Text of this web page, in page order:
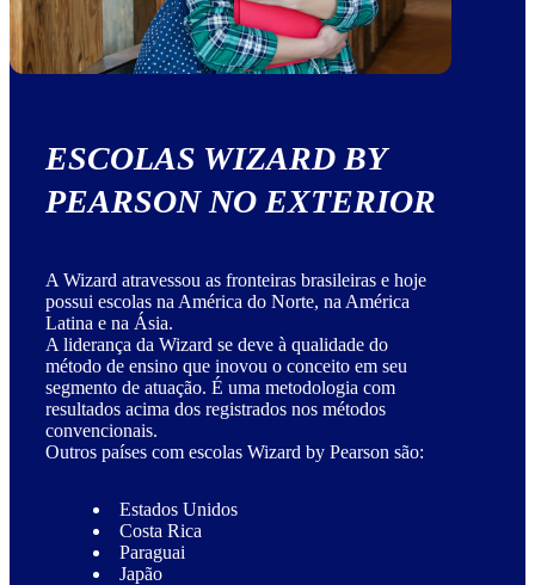
ESCOLAS WIZARD BY
PEARSON NO EXTERIOR
A Wizard atravessou as fronteiras brasileiras e hoje
possui escolas na América do Norte, na América
Latina e na Ásia.
A liderança da Wizard se deve à qualidade do
método de ensino que inovou o conceito em seu
segmento de atuação. É uma metodologia com
resultados acima dos registrados nos métodos
convencionais.
Outros países com escolas Wizard by Pearson são:
Estados Unidos
Costa Rica
Paraguai
Japão